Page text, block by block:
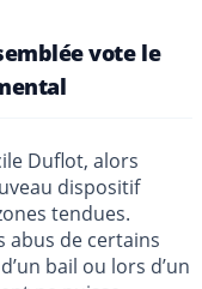
vote le
Duflot, alors
dispositif
tendues.
abus de certains
bail ou lors d’un